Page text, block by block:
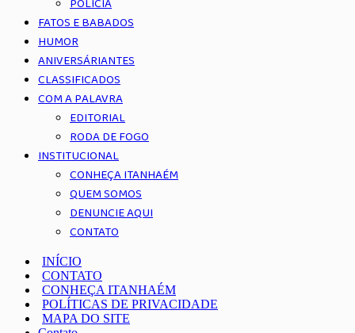
POLÍCIA
FATOS E BABADOS
HUMOR
ANIVERSÁRIANTES
CLASSIFICADOS
COM A PALAVRA
EDITORIAL
RODA DE FOGO
INSTITUCIONAL
CONHEÇA ITANHAÉM
QUEM SOMOS
DENUNCIE AQUI
CONTATO
INÍCIO
CONTATO
CONHEÇA ITANHAÉM
POLÍTICAS DE PRIVACIDADE
MAPA DO SITE